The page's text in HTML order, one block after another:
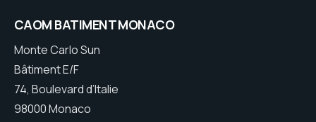
CAOM BATIMENT MONACO
Monte Carlo Sun
Bâtiment E/F
74, Boulevard d’Italie
98000 Monaco